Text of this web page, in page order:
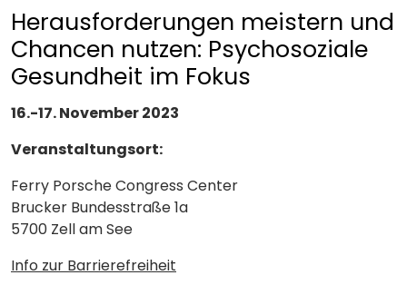
Herausforderungen meistern und
Chancen nutzen: Psychosoziale
Gesundheit im Fokus
16.-17. November 2023
Veranstaltungsort:
Ferry Porsche Congress Center
Brucker Bundesstraße 1a
5700 Zell am See
Info zur Barrierefreiheit